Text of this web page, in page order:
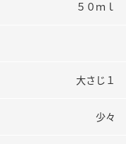
５０ｍｌ
大さじ１
少々